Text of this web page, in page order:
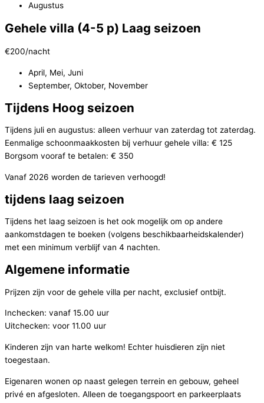
Augustus
Gehele villa (4-5 p) Laag seizoen
€200/nacht
April, Mei, Juni
September, Oktober, November
Tijdens Hoog seizoen
Tijdens juli en augustus: alleen verhuur van zaterdag tot zaterdag.
Eenmalige schoonmaakkosten bij verhuur gehele villa: € 125
Borgsom vooraf te betalen: € 350
Vanaf 2026 worden de tarieven verhoogd!
tijdens laag seizoen
Tijdens het laag seizoen is het ook mogelijk om op andere
aankomstdagen te boeken (volgens beschikbaarheidskalender)
met een minimum verblijf van 4 nachten.
Algemene informatie
Prijzen zijn voor de gehele villa per nacht, exclusief ontbijt.
Inchecken: vanaf 15.00 uur
Uitchecken: voor 11.00 uur
Kinderen zijn van harte welkom! Echter huisdieren zijn niet
toegestaan.
Eigenaren wonen op naast gelegen terrein en gebouw, geheel
privé en afgesloten. Alleen de toegangspoort en parkeerplaats